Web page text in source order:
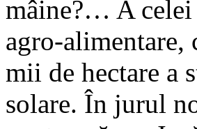
mâine?… A celei
agro-
mii de hectare a
solare. În jurul